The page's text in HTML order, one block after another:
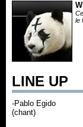
le
LINE UP
-Pablo Egido
(chant)